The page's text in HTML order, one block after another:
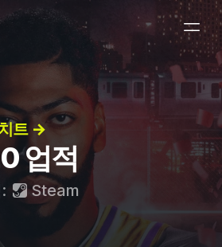
트 →
업적
Steam